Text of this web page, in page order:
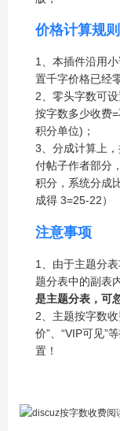
价格计算规则
1、本插件沿用
置千字价格已经
2、零头字数可
按字数多少收费
积分单位)；
3、分成计算上
付帖子作者部分
积分，系统分成
成得 3=25-22）
注意事项
1、由于主题分
题分表中的副表
是主题分表，可
2、主题按字数
价”、“VIP可见”等
置！